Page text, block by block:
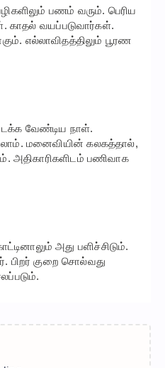
பணம் வரும். பெரிய
காதல் வயப்படுவார்கள்.
எல்லாவிதத்திலும் பூரண
வேண்டிய நாள்.
மனைவியின் கலகத்தால்,
அதிகாரிகளிடம் பணிவாக
அது பளிச்சிடும்.
பிறர் குறை சொல்வது